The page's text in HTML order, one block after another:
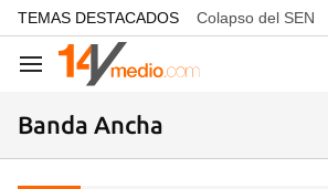
common.go-to-content
TEMAS DESTACADOS Colapso del SEN
Navegación
Banda Ancha